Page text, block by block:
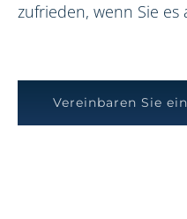
zufrieden, wenn Sie es
Vereinbaren Sie